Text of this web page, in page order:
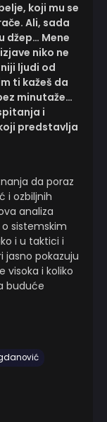
koji mu se
Ali, sada
džep… Mene
niko ne
ljudi od
ti kažeš da
minutaže…
i
predstavlja
da poraz
i ozbiljnih
analiza
sistemskim
i u taktici i
jasno pokazuju
visoka i koliko
buduće